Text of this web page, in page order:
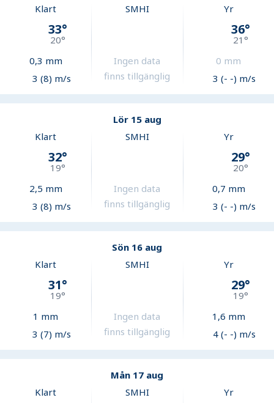
Klart
33°
20°
0,3 mm
3 (8) m/s
SMHI
Ingen data
finns tillgänglig
Yr
36°
21°
0 mm
3 (- -) m/s
Lör 15 aug
Klart
32°
19°
2,5 mm
3 (8) m/s
SMHI
Ingen data
finns tillgänglig
Yr
29°
20°
0,7 mm
3 (- -) m/s
Sön 16 aug
Klart
31°
19°
1 mm
3 (7) m/s
SMHI
Ingen data
finns tillgänglig
Yr
29°
19°
1,6 mm
4 (- -) m/s
Mån 17 aug
Klart
SMHI Yr